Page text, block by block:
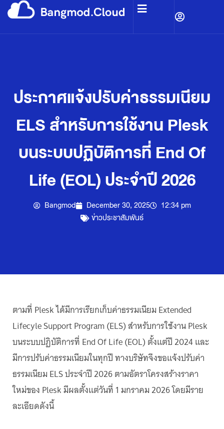
ประกาศแจ้งปรับค่าธรรมเนียม
ELS สำหรับการใช้งาน Plesk
บนระบบปฏิบัติการที่ End Of
Life (EOL) ประจำปี 2026
Bangmod December 30, 2025
12:34 pm
ข่าวประชาสัมพันธ์
ตามที่ Plesk ได้มีการเรียกเก็บค่าธรรมเนียม Extended
Lifecyle Support Program (ELS) สำหรับการใช้งาน Plesk
บนระบบปฏิบัติการที่ End Of Life (EOL) ตั้งแต่ปี 2024 และ
มีการปรับค่าธรรมเนียมในทุกปี ทางบริษัทจึงขอแจ้งปรับค่า
ธรรมเนียม ELS ประจำปี 2026 ตามอัตราโครงสร้างราคา
ใหม่ของ Plesk มีผลตั้งแต่วันที่ 1 มกราคม 2026 โดยมีราย
ละเอียดดังนี้